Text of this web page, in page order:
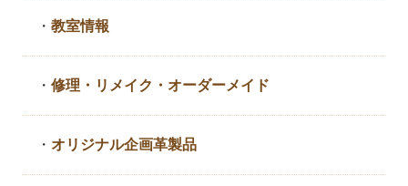
・教室情報
・修理・リメイク・ オーダーメイド
・ オリジナル企画革製品